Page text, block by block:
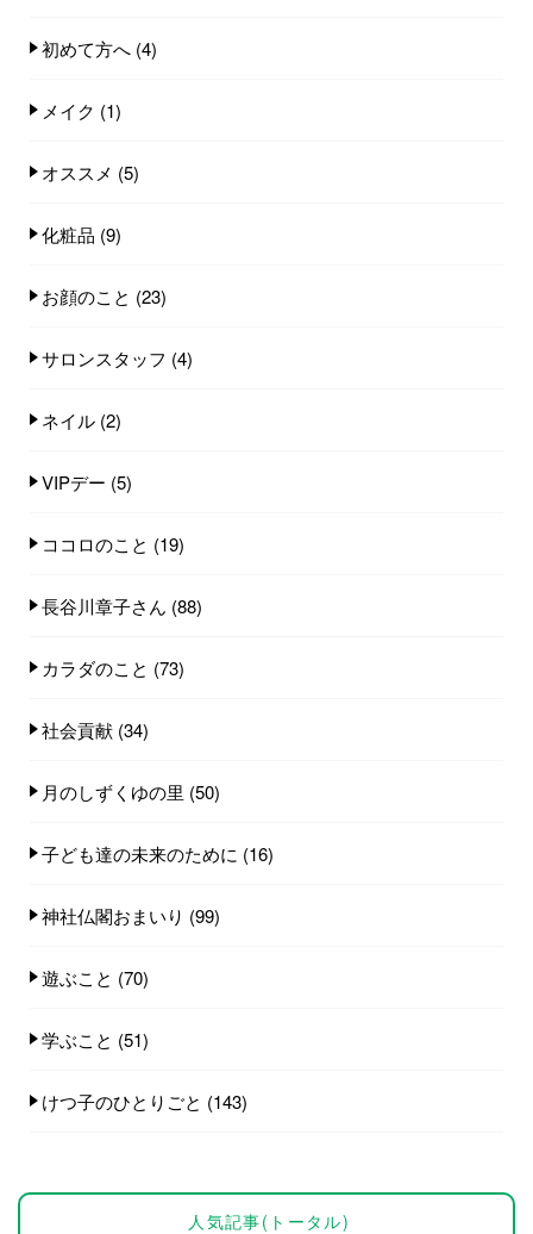
初めて方へ (4)
メイク (1)
オススメ (5)
化粧品 (9)
お顔のこと (23)
サロンスタッフ (4)
ネイル (2)
VIPデー (5)
ココロのこと (19)
長谷川章子さん (88)
カラダのこと (73)
社会貢献 (34)
月のしずくゆの里 (50)
子ども達の未来のために (16)
神社仏閣おまいり (99)
遊ぶこと (70)
学ぶこと (51)
けつ子のひとりごと (143)
人気記事(トータル)